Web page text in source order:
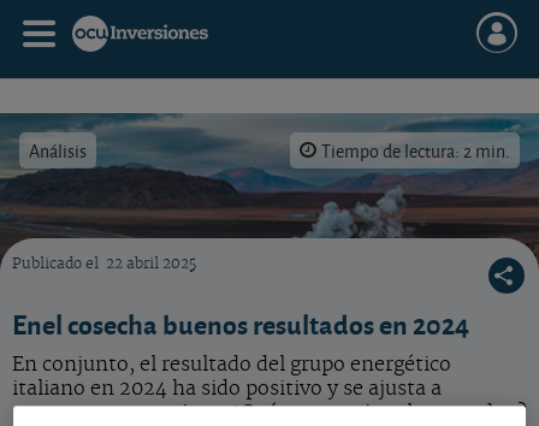
Análisis Tiempo de lectura: 2 min.
Publicado el 22 abril 2025
Enel cosecha buenos resultados en 2024
En conjunto, el resultado del grupo energético
italiano en 2024 ha sido positivo y se ajusta a
nuestras expectativas. ¿Qué perspectivas le aguardan?